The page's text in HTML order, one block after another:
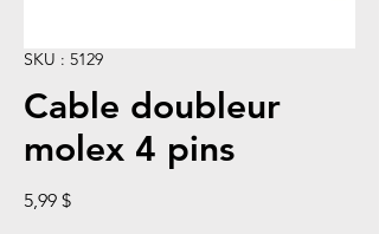
SKU : 5129
Cable doubleur
molex 4 pins
5,99 $Prix